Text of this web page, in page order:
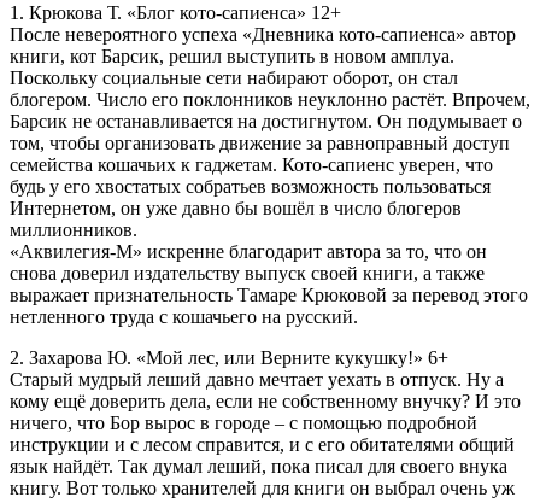
1. Крюкова Т. «Блог кото-сапиенса» 12+
После невероятного успеха «Дневника кото-сапиенса» автор
книги, кот Барсик, решил выступить в новом амплуа.
Поскольку социальные сети набирают оборот, он стал
блогером. Число его поклонников неуклонно растёт. Впрочем,
Барсик не останавливается на достигнутом. Он подумывает о
том, чтобы организовать движение за равноправный доступ
семейства кошачьих к гаджетам. Кото-сапиенс уверен, что
будь у его хвостатых собратьев возможность пользоваться
Интернетом, он уже давно бы вошёл в число блогеров
миллионников.
«Аквилегия-М» искренне благодарит автора за то, что он
снова доверил издательству выпуск своей книги, а также
выражает признательность Тамаре Крюковой за перевод этого
нетленного труда с кошачьего на русский.
2. Захарова Ю. «Мой лес, или Верните кукушку!» 6+
Старый мудрый леший давно мечтает уехать в отпуск. Ну а
кому ещё доверить дела, если не собственному внучку? И это
ничего, что Бор вырос в городе – с помощью подробной
инструкции и с лесом справится, и с его обитателями общий
язык найдёт. Так думал леший, пока писал для своего внука
книгу. Вот только хранителей для книги он выбрал очень уж